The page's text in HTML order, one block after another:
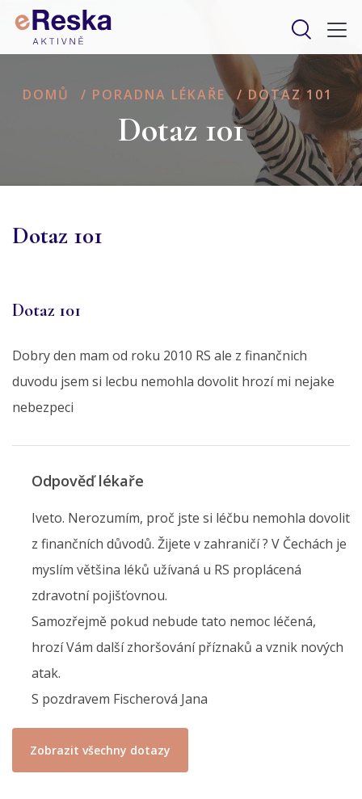
DOMŮ / PORADNA LÉKAŘE / DOTAZ 101
Dotaz 101
Dotaz 101
Dotaz 101
Dobry den mam od roku 2010 RS ale z finančnich
duvodu jsem si lecbu nemohla dovolit hrozí mi nejake
nebezpeci
Odpověď lékaře
Iveto. Nerozumím, proč jste si léčbu nemohla dovolit
z finančních důvodů. Žijete v zahraničí ? V Čechách je
myslím většina léků užívaná u RS proplácená
zdravotní pojišťovnou.
Samozřejmě pokud nebude tato nemoc léčená,
hrozí Vám další zhoršování příznaků a vznik nových
atak.
S pozdravem Fischerová Jana
Zobrazit všechny dotazy